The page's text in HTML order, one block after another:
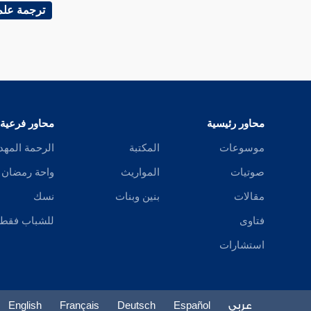
طهارة
يرتفع
عن
فتعين
ترجمة
محاور رئيسية
موسوعات
صوتيات
مقالات
فتاوى
استشارات
المكتبة
المواريث
بنين وبنات
محاور فرعية
الرحمة
واحة رمضان
نسك
للشباب فقط
عربي Español
Deutsch
Français
English